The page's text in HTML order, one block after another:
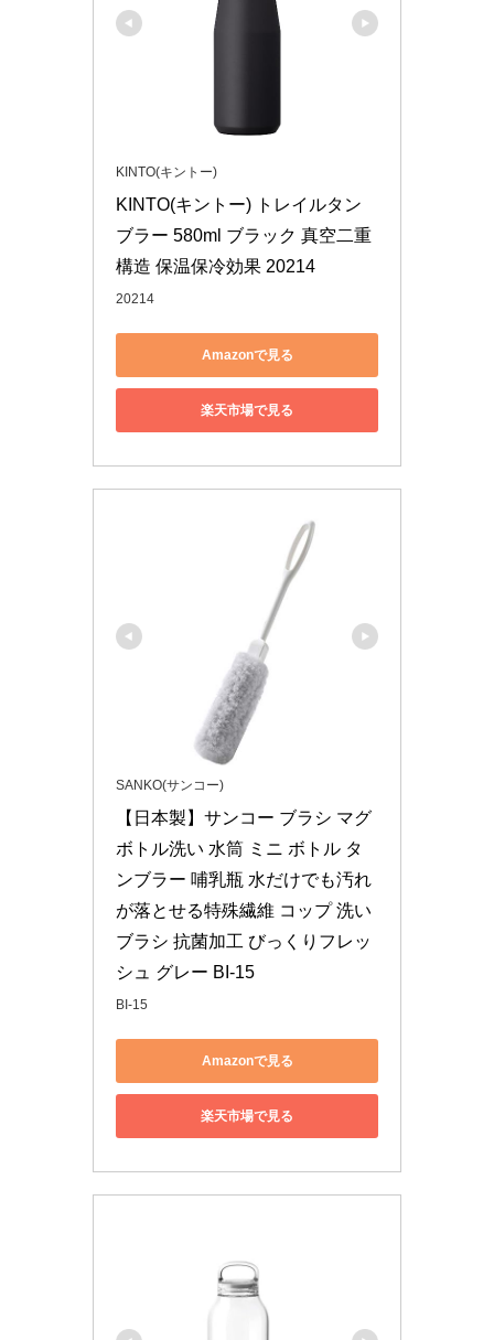
KINTO(キントー)
KINTO(キントー) トレイルタン
ブラー 580ml ブラック 真空二重
構造 保温保冷効果 20214
20214
Amazonで見る
楽天市場で見る
SANKO(サンコー)
【日本製】サンコー ブラシ マグ
ボトル洗い 水筒 ミニ ボトル タ
ンブラー 哺乳瓶 水だけでも汚れ
が落とせる特殊繊維 コップ 洗い
ブラシ 抗菌加工 びっくりフレッ
シュ グレー BI-15
BI-15
Amazonで見る
楽天市場で見る